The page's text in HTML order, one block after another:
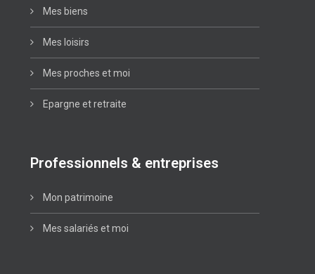
Mes biens
Mes loisirs
Mes proches et moi
Epargne et retraite
Professionnels & entreprises
Mon patrimoine
Mes salariés et moi